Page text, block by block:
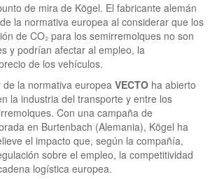
de mira de Kögel. El fabricante alemán
la normativa europea al considerar que los
de CO₂ para los semirremolques no son
y podrían afectar al empleo, la
de los vehículos.
la normativa europea VECTO ha abierto
la industria del transporte y entre los
Con una campaña de
en Burtenbach (Alemania), Kögel ha
el impacto que, según la compañía,
sobre el empleo, la competitividad
logística europea.